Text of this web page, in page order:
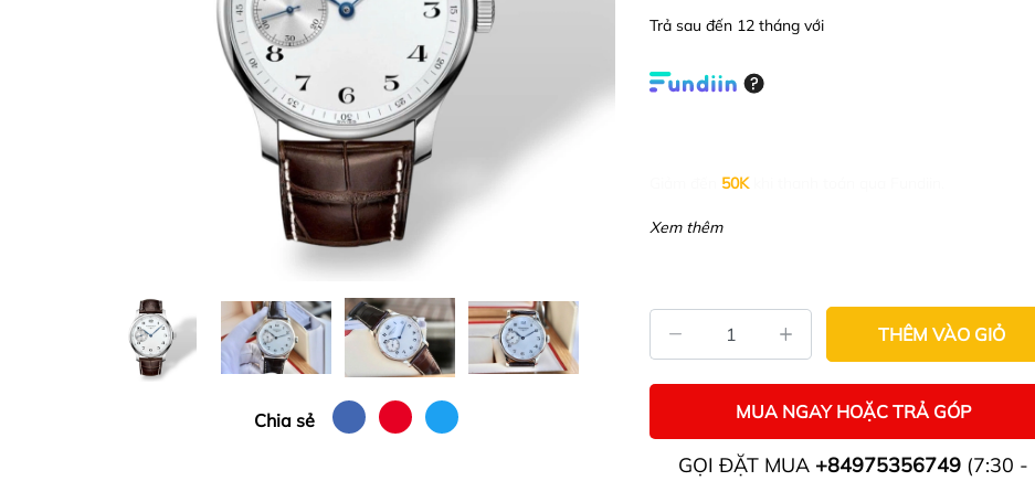
Chia sẻ
Trả sau đến 12 tháng với
50K
Xem thêm
THÊM VÀO GIỎ
MUA NGAY HOẶC TRẢ GÓP
GỌI ĐẶT MUA +84975356749(7:30 -